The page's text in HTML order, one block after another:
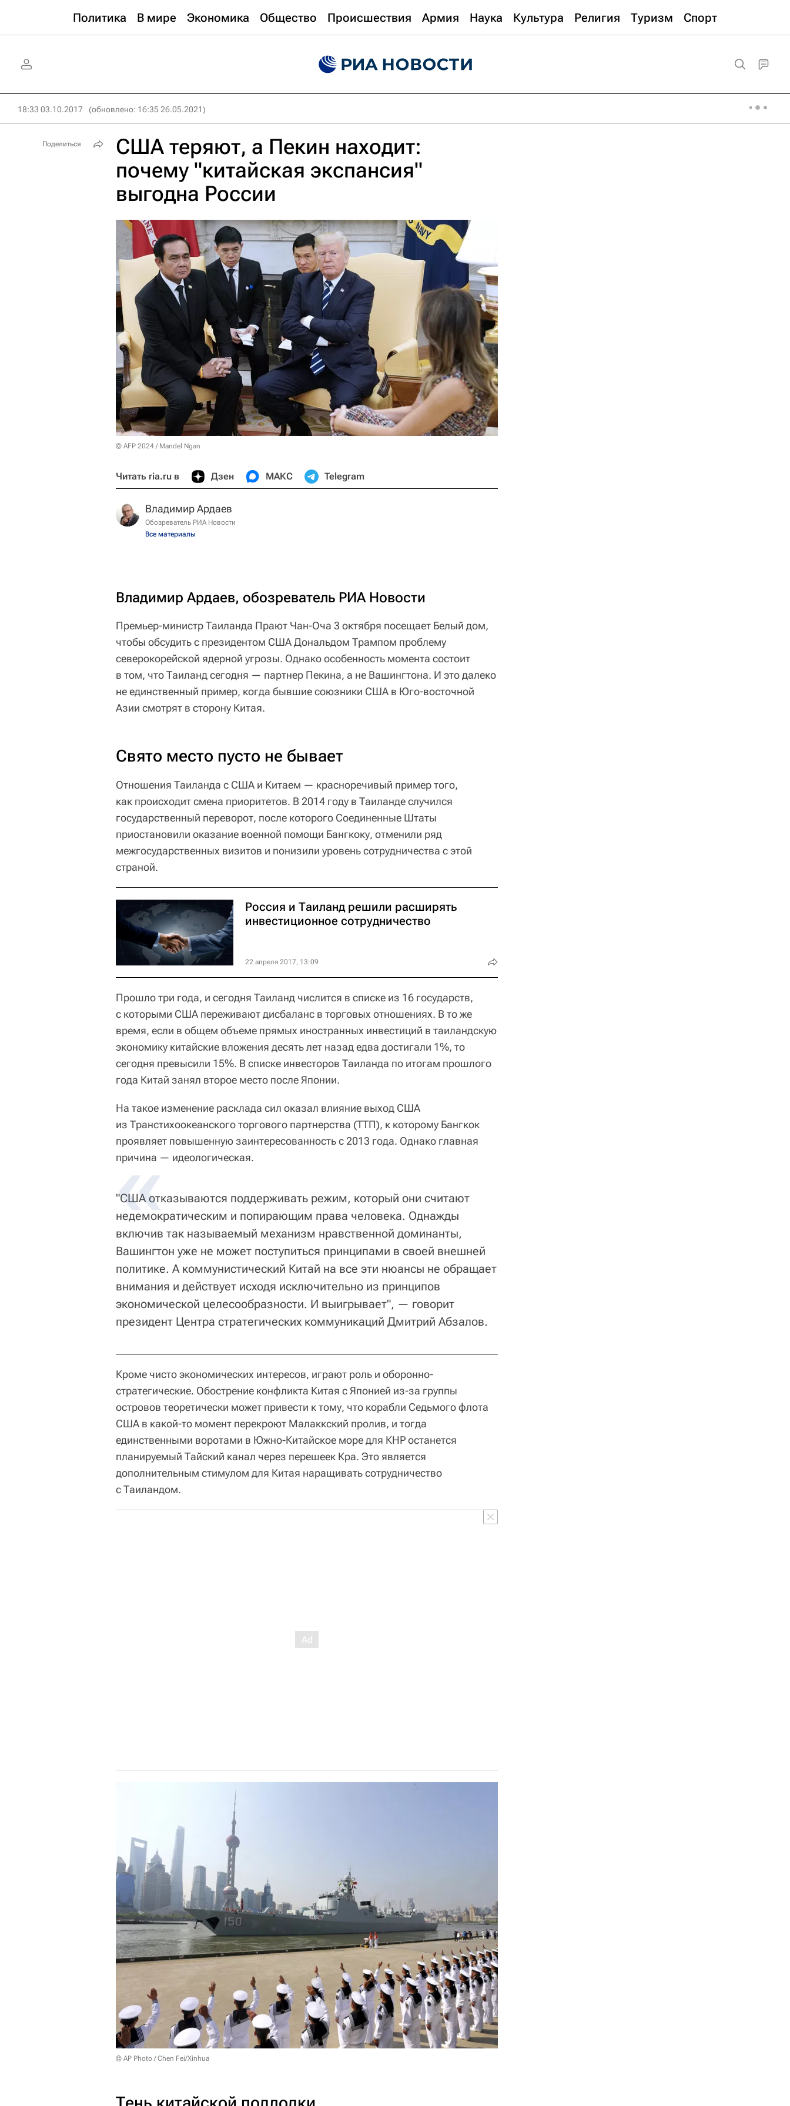
Политика В мире Экономика Общество Происшествия Армия Наука Культура Религия Туризм Спорт
18:33 03.10.2017 (обновлено: 16:35 26.05.2021)
США теряют, а Пекин находит:
почему "китайская экспансия"
выгодна России
© AFP 2024 / Mandel Ngan
Читать ria.ru в Дзен МАКС Telegram
Владимир Ардаев
Обозреватель РИА Новости
Все материалы
Владимир Ардаев, обозреватель РИА Новости
Премьер-министр Таиланда Прают Чан-Оча 3 октября посещает Белый дом,
чтобы обсудить с президентом США Дональдом Трампом проблему
северокорейской ядерной угрозы. Однако особенность момента состоит
в том, что Таиланд сегодня — партнер Пекина, а не Вашингтона. И это далеко
не единственный пример, когда бывшие союзники США в Юго-восточной
Азии смотрят в сторону Китая.
Свято место пусто не бывает
Отношения Таиланда с США и Китаем — красноречивый пример того,
как происходит смена приоритетов. В 2014 году в Таиланде случился
государственный переворот, после которого Соединенные Штаты
приостановили оказание военной помощи Бангкоку, отменили ряд
межгосударственных визитов и понизили уровень сотрудничества с этой
страной.
Россия и Таиланд решили расширять
инвестиционное сотрудничество
22 апреля 2017, 13:09
Прошло три года, и сегодня Таиланд числится в списке из 16 государств,
с которыми США переживают дисбаланс в торговых отношениях. В то же
время, если в общем объеме прямых иностранных инвестиций в таиландскую
экономику китайские вложения десять лет назад едва достигали 1%, то
сегодня превысили 15%. В списке инвесторов Таиланда по итогам прошлого
года Китай занял второе место после Японии.
На такое изменение расклада сил оказал влияние выход США
из Транстихоокеанского торгового партнерства (ТТП), к которому Бангкок
проявляет повышенную заинтересованность с 2013 года. Однако главная
причина — идеологическая.
"США отказываются поддерживать режим, который они считают
недемократическим и попирающим права человека. Однажды
включив так называемый механизм нравственной доминанты,
Вашингтон уже не может поступиться принципами в своей внешней
политике. А коммунистический Китай на все эти нюансы не обращает
внимания и действует исходя исключительно из принципов
экономической целесообразности. И выигрывает", — говорит
президент Центра стратегических коммуникаций Дмитрий Абзалов.
Кроме чисто экономических интересов, играют роль и оборонно-
стратегические. Обострение конфликта Китая с Японией из-за группы
островов теоретически может привести к тому, что корабли Седьмого флота
США в какой-то момент перекроют Малаккский пролив, и тогда
единственными воротами в Южно-Китайское море для КНР останется
планируемый Тайский канал через перешеек Кра. Это является
дополнительным стимулом для Китая наращивать сотрудничество
с Таиландом.
© AP Photo / Chen Fei/Xinhua
Поделиться